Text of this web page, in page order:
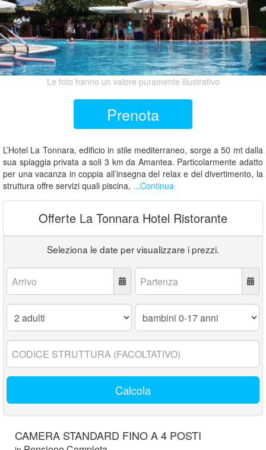
Le foto hanno un valore puramente illustrativo
Prenota
L’Hotel La Tonnara, edificio in stile mediterraneo, sorge a 50 mt dalla
sua spiaggia privata a soli 3 km da Amantea. Particolarmente adatto
per una vacanza in coppia all’insegna del relax e del divertimento, la
struttura offre servizi quali piscina, ...Continua
Offerte La Tonnara Hotel Ristorante
Seleziona le date per visualizzare i prezzi.
Arrivo: Partenza:
Adulti:
Bambini
17
Codice
struttura:
Calcola
CAMERA STANDARD FINO A 4 POSTI